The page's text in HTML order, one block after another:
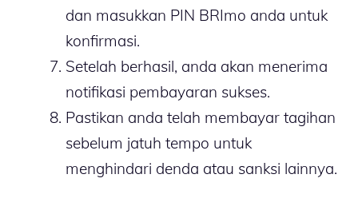
dan masukkan PIN BRImo anda untuk
konfirmasi.
Setelah berhasil, anda akan menerima
notifikasi pembayaran sukses.
Pastikan anda telah membayar tagihan
sebelum jatuh tempo untuk
menghindari denda atau sanksi lainnya.